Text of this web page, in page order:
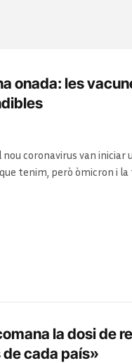
onada: les
coronavirus van iniciar
tenim, però òmicron i
la dosi de
de cada país»